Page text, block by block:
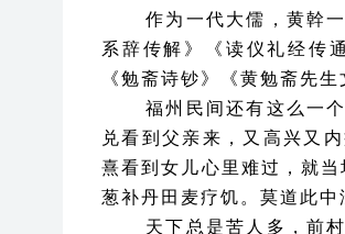
作为一代大儒，黄幹
系辞传解》《读仪礼经传
《勉斋诗钞》《黄勉斋先
福州民间还有这么一
兑看到父亲来，又高兴又
熹看到女儿心里难过，就
葱补丹田麦疗饥。莫道此
天下总是苦人多，前